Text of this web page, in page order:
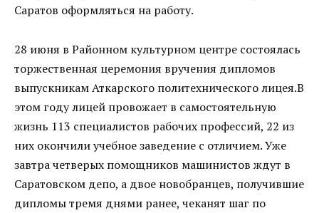
Саратов оформляться на работу.
28 июня в Районном культурном центре состоялась
торжественная церемония вручения дипломов
выпускникам Аткарского политехнического лицея.В
этом году лицей провожает в самостоятельную
жизнь 113 специалистов рабочих профессий, 22 из
них окончили учебное заведение с отличием. Уже
завтра четверых помощников машинистов ждут в
Саратовском депо, а двое новобранцев, получившие
дипломы тремя днями ранее, чеканят шаг по